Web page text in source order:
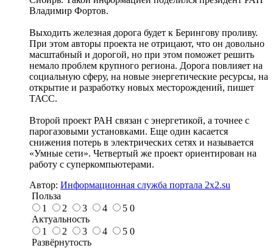
Владимир Фортов.
Выходить железная дорога будет к Берингову проливу.
При этом авторы проекта не отрицают, что он довольно
масштабный и дорогой, но при этом поможет решить
немало проблем крупного региона. Дорога повлияет на
социальную сферу, на новые энергетические ресурсы, на
открытие и разработку новых месторождений, пишет
ТАСС.
Второй проект РАН связан с энергетикой, а точнее с
парогазовыми установками. Еще один касается
снижения потерь в электрических сетях и называется
«Умные сети». Четвертый же проект ориентирован на
работу с суперкомпьютерами.
Автор: Информационная служба портала 2x2.su
Польза
1
2 3 4 5 0
Актуальность
1
2 3 4 5 0
Развёрнутость